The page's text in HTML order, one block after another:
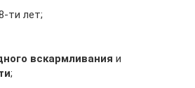
ти лет;
вскармливания и
;